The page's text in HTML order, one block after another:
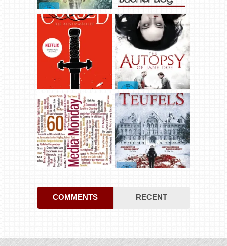
COMMENTS RECENT